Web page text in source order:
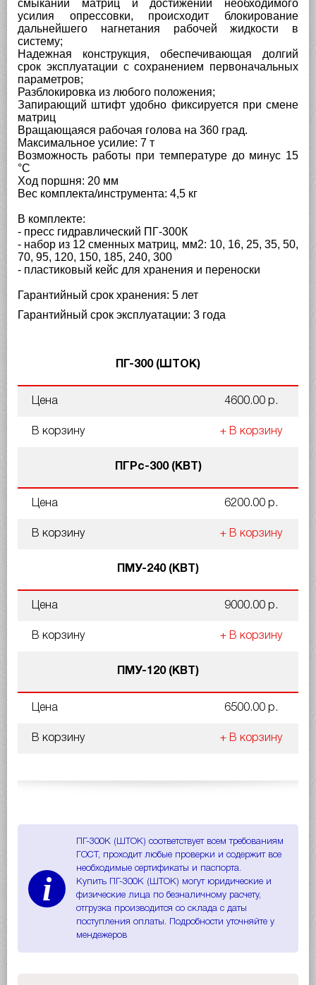
смыкании матриц и достижении необходимого
усилия опрессовки, происходит блокирование
дальнейшего нагнетания рабочей жидкости в
систему;
Надежная конструкция, обеспечивающая долгий
срок эксплуатации с сохранением первоначальных
параметров;
Разблокировка из любого положения;
Запирающий штифт удобно фиксируется при смене
матриц
Вращающаяся рабочая голова на 360 град.
Максимальное усилие: 7 т
Возможность работы при температуре до минус 15
°С
Ход поршня: 20 мм
Вес комплекта/инструмента: 4,5 кг
В комплекте:
- пресс гидравлический ПГ-300К
- набор из 12 сменных матриц, мм2: 10, 16, 25, 35, 50,
70, 95, 120, 150, 185, 240, 300
- пластиковый кейс для хранения и переноски
Гарантийный срок хранения: 5 лет
Гарантийный срок эксплуатации: 3 года
ПГ-300 (ШТОК)
Цена 4600.00 р.
В корзину + В корзину
ПГРс-300 (КВТ)
Цена 6200.00 р.
В корзину + В корзину
ПМУ-240 (КВТ)
Цена 9000.00 р.
В корзину + В корзину
ПМУ-120 (КВТ)
Цена 6500.00 р.
В корзину + В корзину
i
ПГ-300К (ШТОК) соответствует всем требованиям
ГОСТ, проходит любые проверки и содержит все
необходимые сертификаты и паспорта.
Купить ПГ-300К (ШТОК) могут юридические и
физические лица по безналичному расчету,
отгрузка производится со склада с даты
поступления оплаты. Подробности уточняйте у
мендежеров